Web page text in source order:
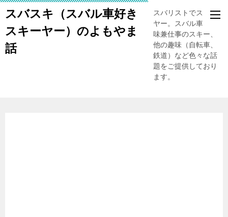
スバスキ（スバル車好き
スキーヤー）のよもやま
話
スバリストでスキー
ヤー。スバル車、趣
味兼仕事のスキー、
他の趣味（自転車、
鉄道）など色々な話
題をご提供しており
ます。